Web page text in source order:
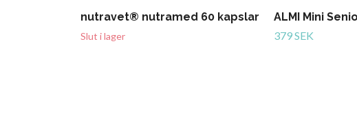
nutravet® nutramed 60 kapslar
Slut i lager
ALMI Mini
379 SEK